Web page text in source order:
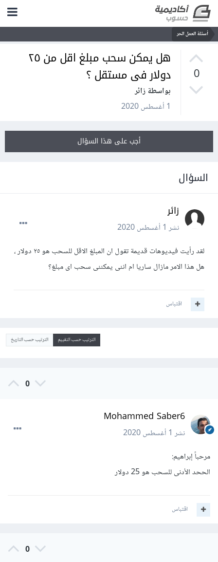
أسئلة العمل الحر
0
هل يمكن سحب مبلغ اقل من ٢٥
دولار فى مستقل ؟
بواسطة زائر
1 أغسطس 2020
أجب على هذا السؤال
السؤال
زائر
نشر1 أغسطس 2020
لقد رأيت فيديوهات قديمة تقول ان المبلغ الاقل للسحب هو ٢٥ دولار ،
هل هذا الامر مازال ساريا ام اننى يمكننى سحب اى مبلغ؟
اقتباس
الترتيب حسب التقييم الترتيب حسب التاريخ
0
Mohammed Saber6
نشر1 أغسطس 2020
مرحباً إبراهيم:
الححد الأدنى للسحب هو 25 دولار
اقتباس
0